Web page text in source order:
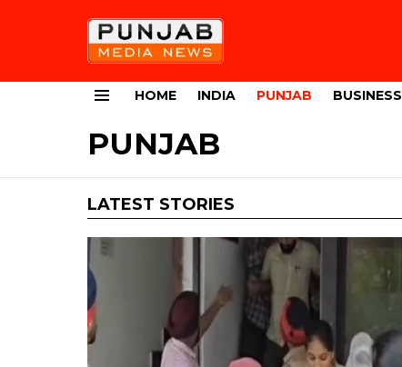
HOME INDIA PUNJAB BUSINESS
PUNJAB
LATEST STORIES